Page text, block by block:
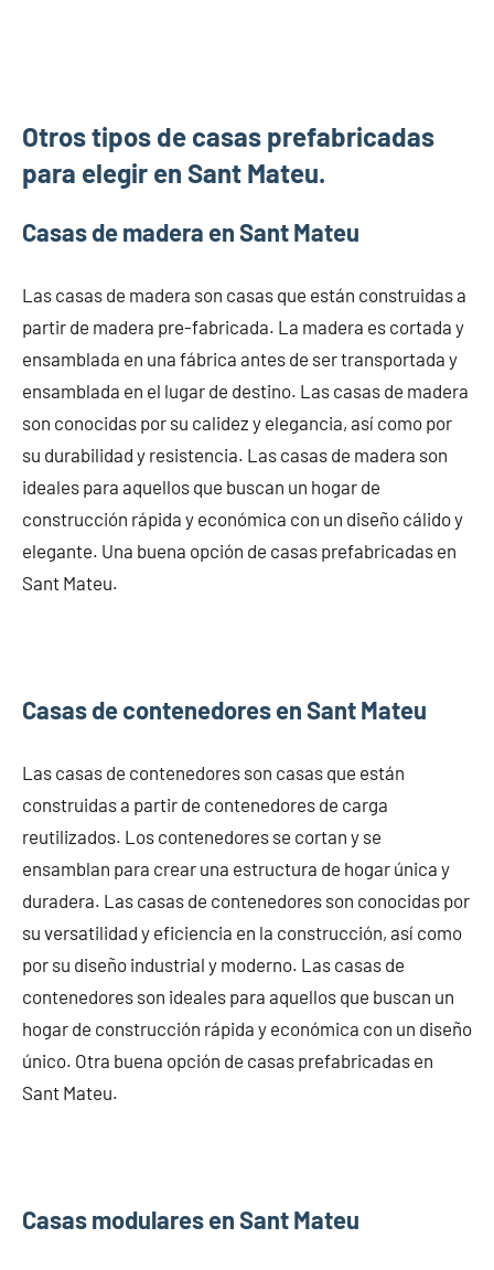
Otros tipos de casas prefabricadas
para elegir en Sant Mateu.
Casas de madera en Sant Mateu
Las casas de madera son casas que están construidas a
partir de madera pre-fabricada. La madera es cortada y
ensamblada en una fábrica antes de ser transportada y
ensamblada en el lugar de destino. Las casas de madera
son conocidas por su calidez y elegancia, así como por
su durabilidad y resistencia. Las casas de madera son
ideales para aquellos que buscan un hogar de
construcción rápida y económica con un diseño cálido y
elegante. Una buena opción de casas prefabricadas en
Sant Mateu.
Casas de contenedores en Sant Mateu
Las casas de contenedores son casas que están
construidas a partir de contenedores de carga
reutilizados. Los contenedores se cortan y se
ensamblan para crear una estructura de hogar única y
duradera. Las casas de contenedores son conocidas por
su versatilidad y eficiencia en la construcción, así como
por su diseño industrial y moderno. Las casas de
contenedores son ideales para aquellos que buscan un
hogar de construcción rápida y económica con un diseño
único. Otra buena opción de casas prefabricadas en
Sant Mateu.
Casas modulares en Sant Mateu